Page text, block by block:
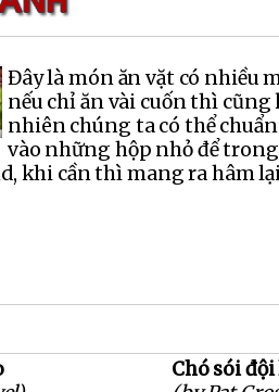
Đây là món ăn vặt có nhiều
nếu chỉ ăn vài cuốn thì
nhiên chúng ta có thể
vào những hộp nhỏ để
khi cần thì mang ra hâm
Chó sói